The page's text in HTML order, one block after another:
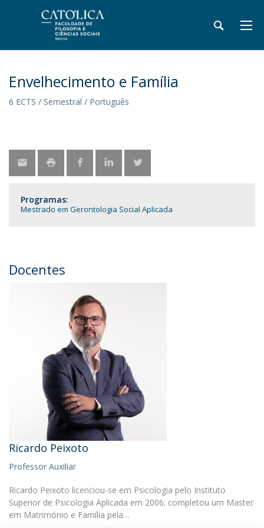
Envelhecimento e Família
6 ECTS / Semestral / Português
Programas:
Mestrado em Gerontologia Social Aplicada
Docentes
Ricardo Peixoto
Professor Auxiliar
Ricardo Peixoto licenciou-se em Psicologia pelo Instituto
Superior de Psicologia Aplicada em 2006; completou um Master
em Matrimónio e Família pela…